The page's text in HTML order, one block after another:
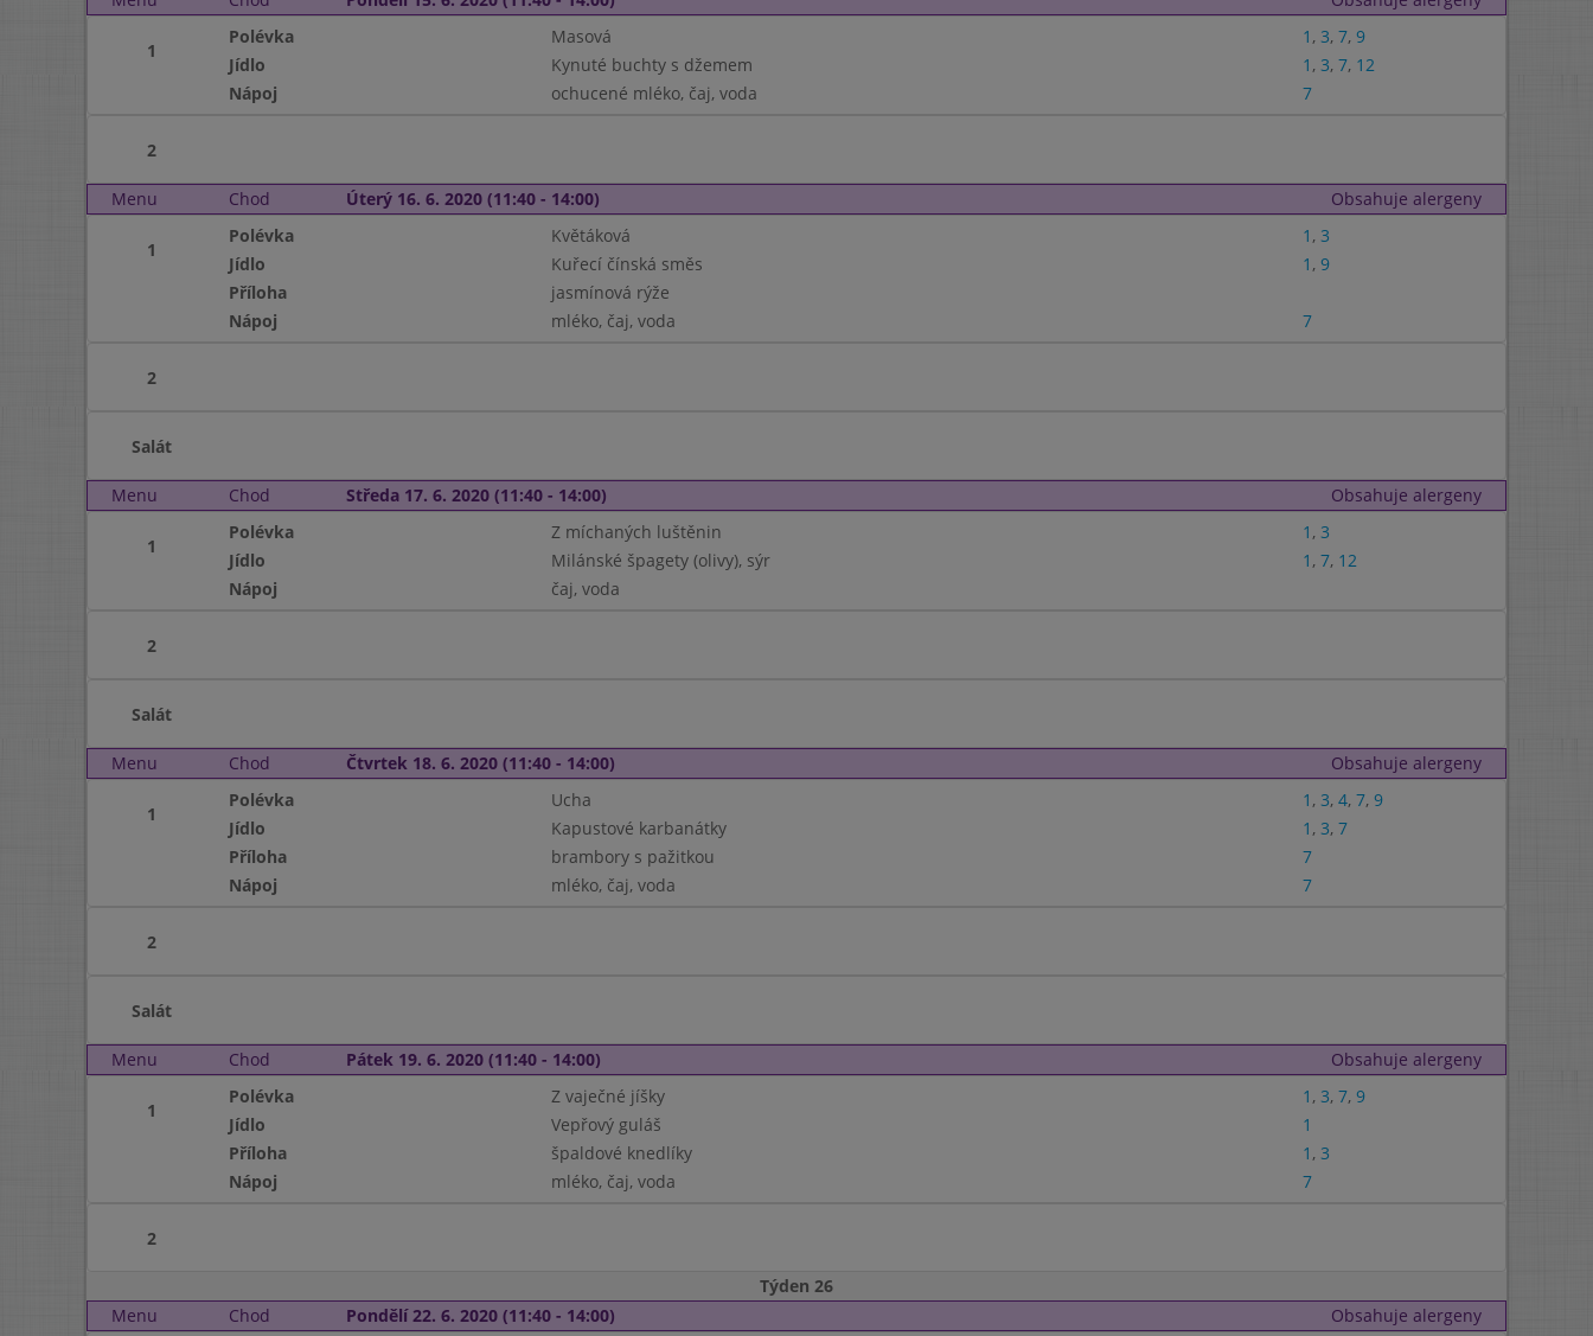
1
Polévka Masová 1 , 3, 7, 9
Jídlo
Kynuté buchty s džemem 1 , 3, 7, 12
Nápoj
ochucené mléko, čaj, voda 7
2
Menu Chod Úterý 16. 6. 2020 (11:40 - 14:00) Obsahuje alergeny
1
Polévka Květáková 1 , 3
Jídlo
Kuřecí čínská směs 1 , 9
Příloha
jasmínová rýže
Nápoj
mléko, čaj, voda 7
2
Salát
Menu Chod Středa 17. 6. 2020 (11:40 - 14:00) Obsahuje alergeny
1
Polévka Z míchaných luštěnin 1 , 3
Jídlo
Milánské špagety (olivy), sýr 1 , 7, 12
Nápoj
čaj, voda
2
Salát
Menu Chod Čtvrtek 18. 6. 2020 (11:40 - 14:00) Obsahuje alergeny
1
Polévka Ucha 1 , 3, 4, 7, 9
Jídlo
Kapustové karbanátky 1 , 3, 7
Příloha
brambory s pažitkou
7
Nápoj
mléko, čaj, voda 7
2
Salát
Menu Chod Pátek 19. 6. 2020 (11:40 - 14:00) Obsahuje alergeny
1
Polévka Z vaječné jíšky 1 , 3, 7, 9
Jídlo
Vepřový guláš
1
Příloha
špaldové knedlíky 1 , 3
Nápoj
mléko, čaj, voda 7
2
Týden 26
Menu
Chod Pondělí 22. 6. 2020 (11:40 - 14:00) Obsahuje alergeny